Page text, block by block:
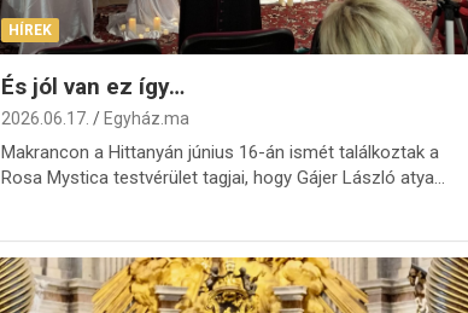
HÍREK
És jól van ez így…
2026.06.17. Egyház.ma
Makrancon a Hittanyán június 16-án ismét találkoztak a
Rosa Mystica testvérület tagjai, hogy Gájer László atya…